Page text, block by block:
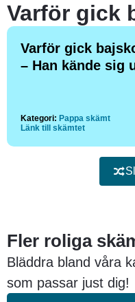
Varför gick
– Han kände sig
Kategori: Pappa skämt
Länk till skämtet
Fler roliga
Bläddra bland våra
som passar just dig!